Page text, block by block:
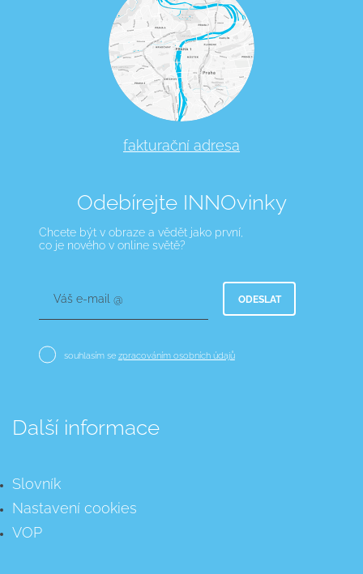
fakturační adresa
Další informace
Slovník
Nastavení cookies
VOP
Odebírejte INNOvinky
Chcete být v obraze a vědět jako první,
co je nového v online světě?
Váš e-mail @ ODESLAT
souhlasím se zpracováním osobních údajů